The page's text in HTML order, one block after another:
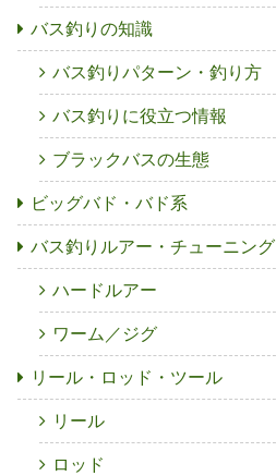
バス釣りの知識
バス釣りパターン・釣り方
バス釣りに役立つ情報
ブラックバスの生態
ビッグバド・バド系
バス釣りルアー・チューニング
ハードルアー
ワーム／ジグ
リール・ロッド・ツール
リール
ロッド